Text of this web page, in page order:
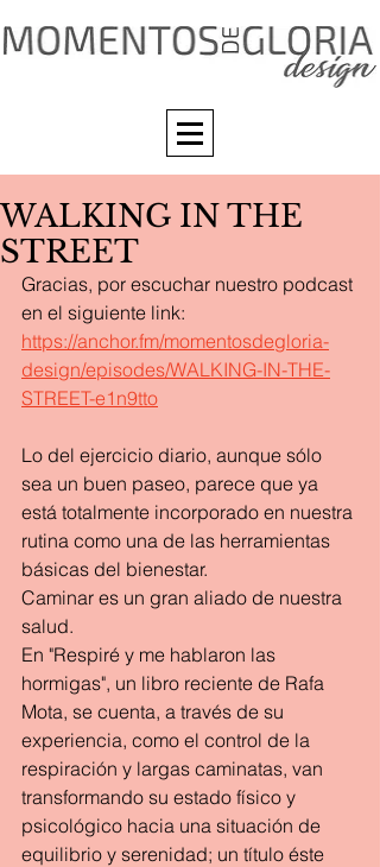
WALKING IN THE
STREET
Gracias, por escuchar nuestro podcast
en el siguiente link:
https://anchor.fm/momentosdegloria-
design/episodes/WALKING-IN-THE-
STREET-e1n9tto
Lo del ejercicio diario, aunque sólo
sea un buen paseo, parece que ya
está totalmente incorporado en nuestra
rutina como una de las herramientas
básicas del bienestar.
Caminar es un gran aliado de nuestra
salud.
En "Respiré y me hablaron las
hormigas", un libro reciente de Rafa
Mota, se cuenta, a través de su
experiencia, como el control de la
respiración y largas caminatas, van
transformando su estado físico y
psicológico hacia una situación de
equilibrio y serenidad; un título éste